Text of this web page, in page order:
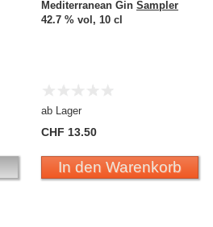
Mediterranean Gin Sampler
42.7 % vol, 10 cl
ab Lager
CHF 13.50
In den Warenkorb